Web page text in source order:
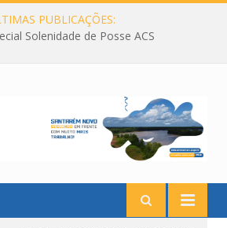
PUBLICAÇÕES:
Solenidade de Posse ACS